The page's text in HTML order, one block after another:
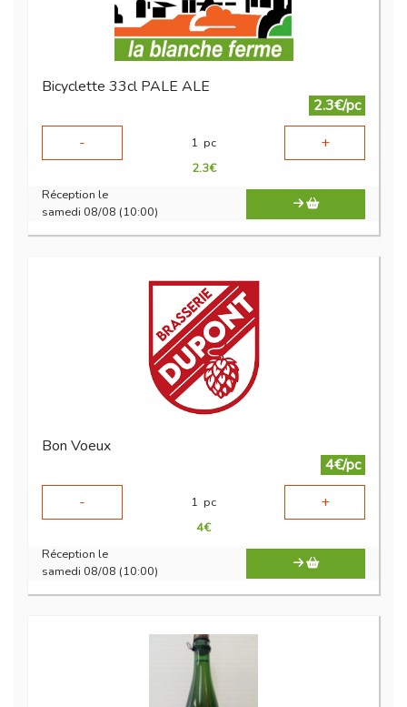
Bicyclette 33cl PALE ALE
2.3€/pc
-
1 pc +
2.3€
Réception le
samedi 08/08 (10:00)
Bon Voeux
4€/pc
-
1 pc +
4€
Réception le
samedi 08/08 (10:00)